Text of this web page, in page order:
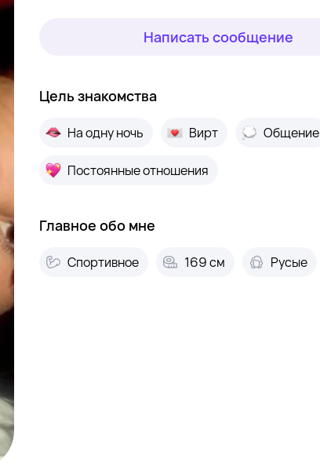
Написать сообщение
Цель знакомства
На одну ночь Вирт Общение
Постоянные отношения
Главное обо мне
Спортивное 169 см Русые